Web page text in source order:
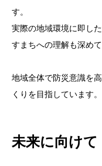
す。
実際の地域環境に即し
すまちへの理解も深めて
地域全体で防災意識を
くりを目指しています。
未来に向けて